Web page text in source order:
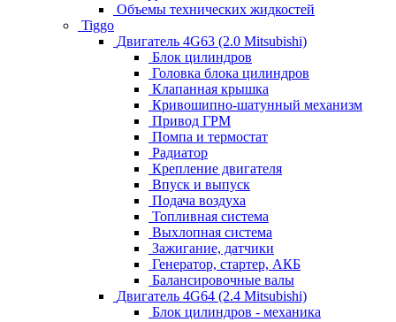
Объемы технических жидкостей
Tiggo
Двигатель 4G63 (2.0 Mitsubishi)
Блок цилиндров
Головка блока цилиндров
Клапанная крышка
Кривошипно-шатунный механизм
Привод ГРМ
Помпа и термостат
Радиатор
Крепление двигателя
Впуск и выпуск
Подача воздуха
Топливная система
Выхлопная система
Зажигание, датчики
Генератор, стартер, АКБ
Балансировочные валы
Двигатель 4G64 (2.4 Mitsubishi)
Блок цилиндров - механика